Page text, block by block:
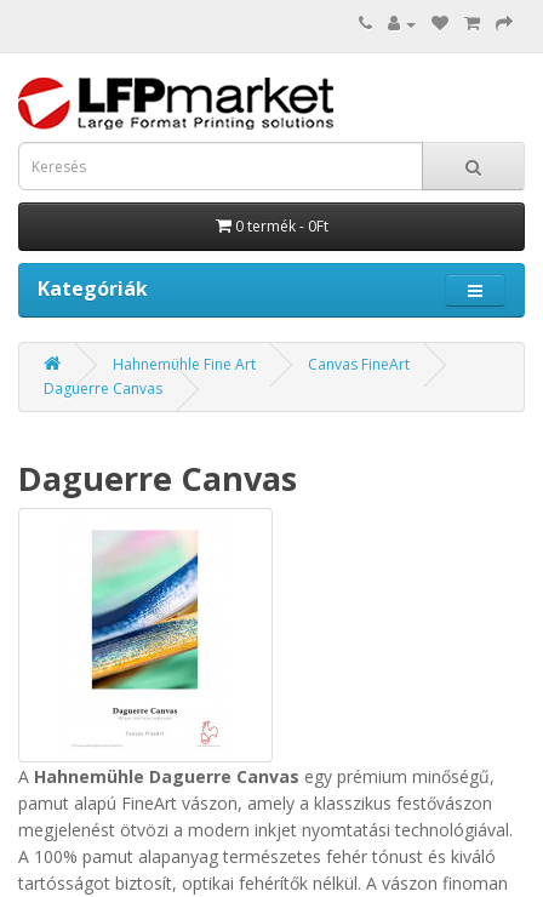
0 termék - 0Ft
Kategóriák
Hahnemühle Fine Art
Canvas FineArt
Daguerre Canvas
Daguerre Canvas
A Hahnemühle Daguerre Canvas egy prémium minőségű,
pamut alapú FineArt vászon, amely a klasszikus festővászon
megjelenést ötvözi a modern inkjet nyomtatási technológiával.
A 100% pamut alapanyag természetes fehér tónust és kiváló
tartósságot biztosít, optikai fehérítők nélkül. A vászon finoman